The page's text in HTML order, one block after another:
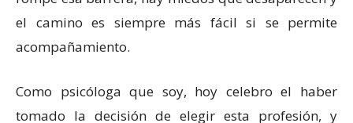
el camino es siempre más fácil si se permite
acompañamiento.
Como psicóloga que soy, hoy celebro el haber
tomado la decisión de elegir esta profesión, y